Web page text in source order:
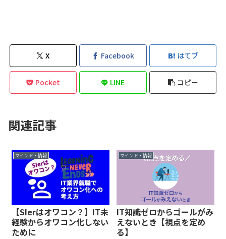
X Facebook はてブ
Pocket LINE コピー
関連記事
マインド・情報
【SIerはオワコン？】IT未
経験からオワコン化しない
ために
マインド・情報
IT知識ゼロからゴールがみ
えないとき【視点を定め
る】